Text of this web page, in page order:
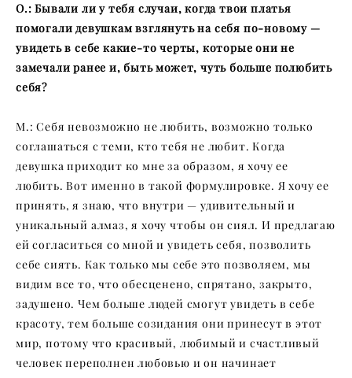
О.: Бывали ли у тебя случаи, когда твои платья
помогали девушкам взглянуть на себя по-новому —
увидеть в себе какие-то черты, которые они не
замечали ранее и, быть может, чуть больше полюбить
себя?
М.: Себя невозможно не любить, возможно только
соглашаться с теми, кто тебя не любит. Когда
девушка приходит ко мне за образом, я хочу ее
любить. Вот именно в такой формулировке. Я хочу ее
принять, я знаю, что внутри — удивительный и
уникальный алмаз, я хочу чтобы он сиял. И предлагаю
ей согласиться со мной и увидеть себя, позволить
себе сиять. Как только мы себе это позволяем, мы
видим все то, что обесценено, спрятано, закрыто,
задушено. Чем больше людей смогут увидеть в себе
красоту, тем больше созидания они принесут в этот
мир, потому что красивый, любимый и счастливый
человек переполнен любовью и он начинает